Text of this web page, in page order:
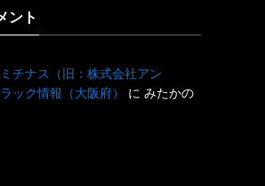
ント
ミチナス（旧：株式会社アン
ック情報（大阪府）
に みたかの